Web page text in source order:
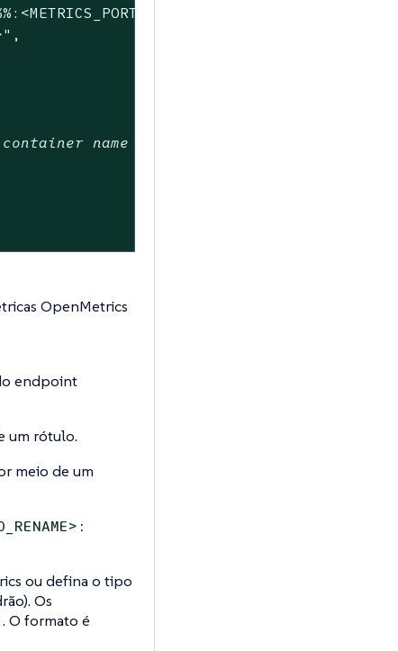
<METRICS_PATH>",
name needs to match the
OpenMetrics
endpoint
um rótulo.
meio de um
ou defina o tipo
Os
. O formato é